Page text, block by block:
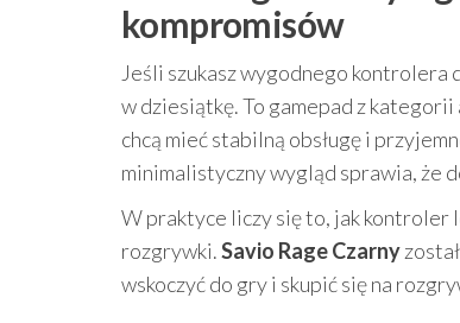
kompromisów
Jeśli szukasz wygodnego kontrolera
w dziesiątkę. To gamepad z
chcą mieć stabilną obsługę i
minimalistyczny wygląd sprawia, że
W praktyce liczy się to, jak kontroler
rozgrywki.Savio Rage Czarny
wskoczyć do gry i skupić się na